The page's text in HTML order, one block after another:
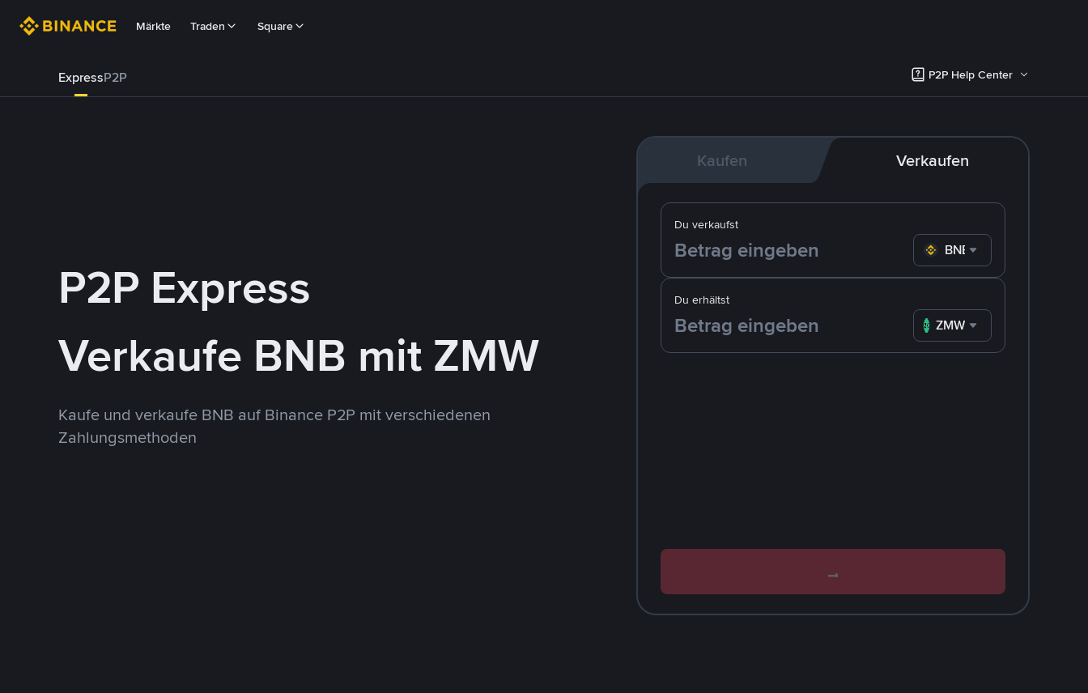
Märkte Traden Square
ExpressP2P P2P Help Center
P2P Express
Verkaufe BNB mit ZMW
Kaufe und verkaufe BNB auf Binance P2P mit verschiedenen
Zahlungsmethoden
Kaufen Verkaufen
Du erhältst
ZMW
Du verkaufst
BNB